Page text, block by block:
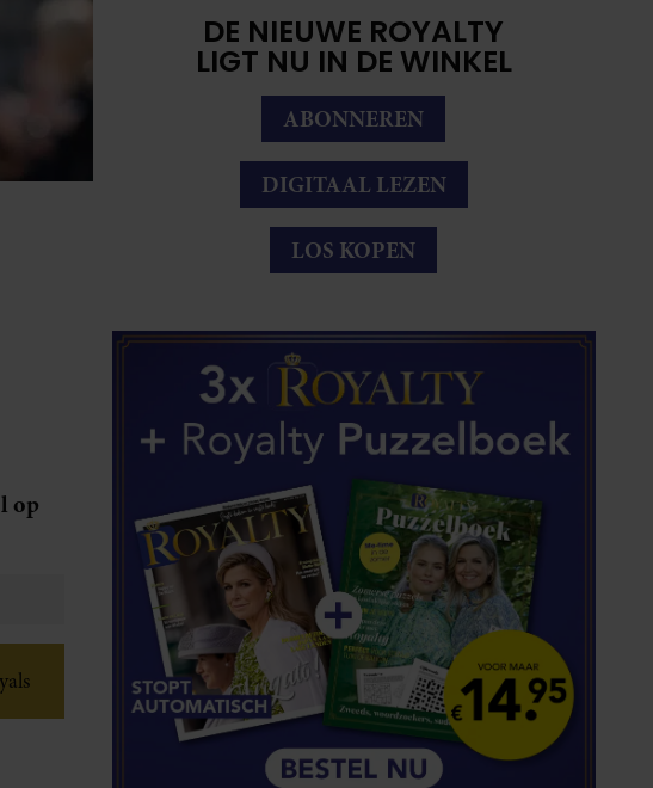
op
DE NIEUWE ROYALTY
LIGT NU IN DE WINKEL
ABONNEREN
DIGITAAL LEZEN
LOS KOPEN